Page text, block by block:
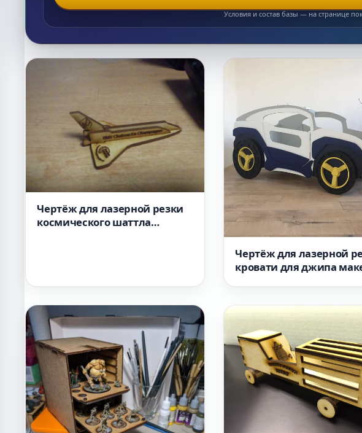
Условия и состав базы — на странице
Список макетов
Чертёж для лазерной резки
космического шаттла
Чертёж для лазерной
кровати для джипа